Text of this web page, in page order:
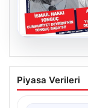
05.08.2026
YARIN
Sayı
Piyasa Verileri